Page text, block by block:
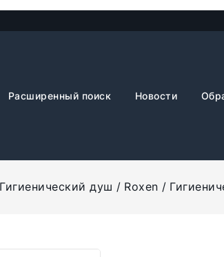
Расширенный поиск Новости
Гигиенический душ Roxen